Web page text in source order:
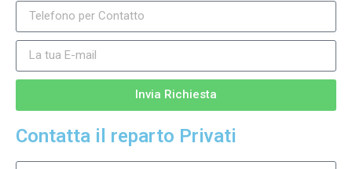
Invia Richiesta
Contatta il reparto Privati